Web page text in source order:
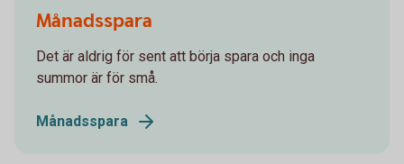
Månadsspara
Det är aldrig för sent att börja spara och inga
summor är för små.
Månadsspara